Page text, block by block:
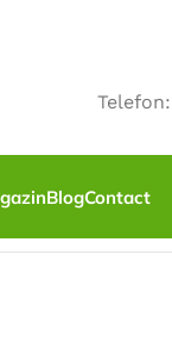
Telefon:
BlogContact